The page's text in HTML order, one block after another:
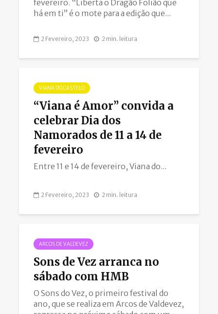
fevereiro. “Liberta o Dragão Folião que
há em ti” é o mote para a edição que...
2 Fevereiro, 2023 2 min. leitura
VIANA DO CASTELO
“Viana é Amor” convida a
celebrar Dia dos
Namorados de 11 a 14 de
fevereiro
Entre 11 e 14 de fevereiro, Viana do...
2 Fevereiro, 2023 2 min. leitura
ARCOS DE VALDEVEZ
Sons de Vez arranca no
sábado com HMB
O Sons do Vez, o primeiro festival do
ano, que se realiza em Arcos de Valdevez,